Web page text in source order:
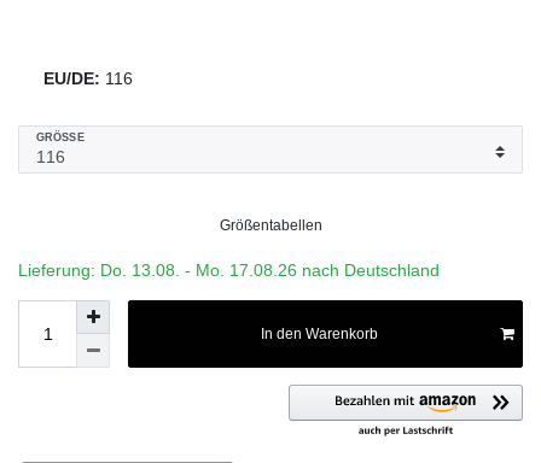
EU/DE: 116
GRÖSSE
Größentabellen
Lieferung: Do. 13.08. - Mo. 17.08.26 nach Deutschland
In den Warenkorb